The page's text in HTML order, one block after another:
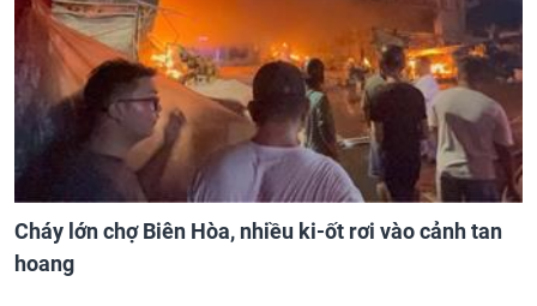
Cháy lớn chợ Biên Hòa, nhiều ki-ốt rơi vào cảnh tan
hoang